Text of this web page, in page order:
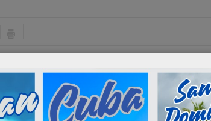
Next :
Il test covid dopo il 10 gennaio per Cuba